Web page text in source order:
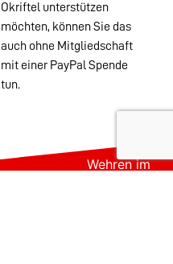
Okriftel unterstützen
möchten, können Sie das
auch ohne Mitgliedschaft
mit einer PayPal Spende
tun.
Wehren im